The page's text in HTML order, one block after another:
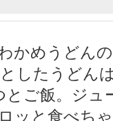
かめうどん
したうどん
とご飯。ジュ
ッと食べち